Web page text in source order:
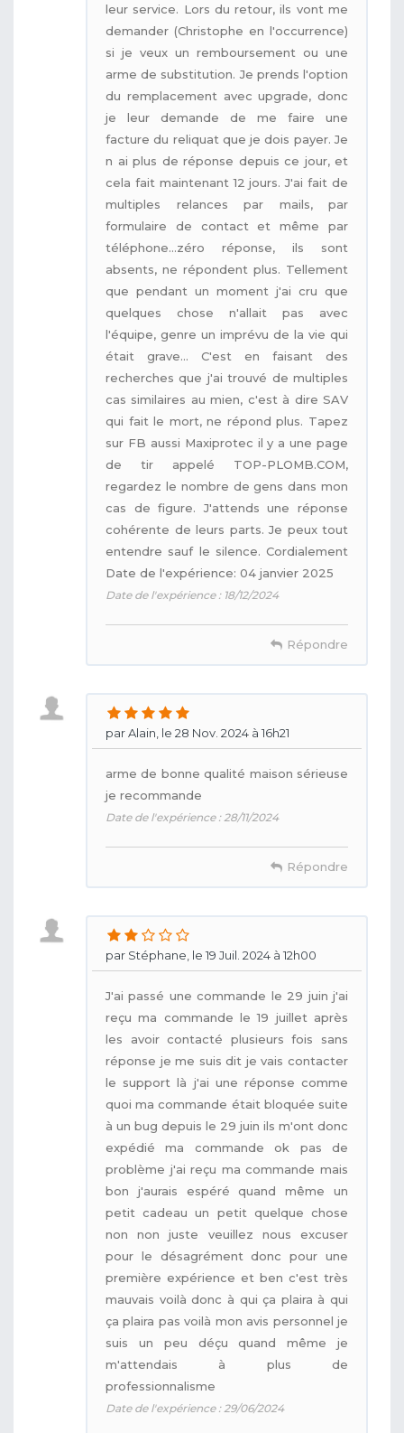
leur service. Lors du retour, ils vont me
demander (Christophe en l'occurrence)
si je veux un remboursement ou une
arme de substitution. Je prends l'option
du remplacement avec upgrade, donc
je leur demande de me faire une
facture du reliquat que je dois payer. Je
n ai plus de réponse depuis ce jour, et
cela fait maintenant 12 jours. J'ai fait de
multiples relances par mails, par
formulaire de contact et même par
téléphone...zéro réponse, ils sont
absents, ne répondent plus. Tellement
que pendant un moment j'ai cru que
quelques chose n'allait pas avec
l'équipe, genre un imprévu de la vie qui
était grave... C'est en faisant des
recherches que j'ai trouvé de multiples
cas similaires au mien, c'est à dire SAV
qui fait le mort, ne répond plus. Tapez
sur FB aussi Maxiprotec il y a une page
de tir appelé TOP-PLOMB.COM,
regardez le nombre de gens dans mon
cas de figure. J'attends une réponse
cohérente de leurs parts. Je peux tout
entendre sauf le silence. Cordialement
Date de l'expérience: 04 janvier 2025
Date de l'expérience : 18/12/2024
Répondre
par Alain, le 28 Nov. 2024 à 16h21
arme de bonne qualité maison sérieuse
je recommande
Date de l'expérience : 28/11/2024
Répondre
par Stéphane, le 19 Juil. 2024 à 12h00
J'ai passé une commande le 29 juin j'ai
reçu ma commande le 19 juillet après
les avoir contacté plusieurs fois sans
réponse je me suis dit je vais contacter
le support là j'ai une réponse comme
quoi ma commande était bloquée suite
à un bug depuis le 29 juin ils m'ont donc
expédié ma commande ok pas de
problème j'ai reçu ma commande mais
bon j'aurais espéré quand même un
petit cadeau un petit quelque chose
non non juste veuillez nous excuser
pour le désagrément donc pour une
première expérience et ben c'est très
mauvais voilà donc à qui ça plaira à qui
ça plaira pas voilà mon avis personnel je
suis un peu déçu quand même je
m'attendais à plus de
professionnalisme
Date de l'expérience : 29/06/2024